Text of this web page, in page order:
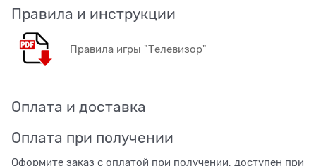
Правила и инструкции
Правила игры "Телевизор"
Оплата и доставка
Оплата при получении
Оформите заказ с оплатой при получении, доступен при